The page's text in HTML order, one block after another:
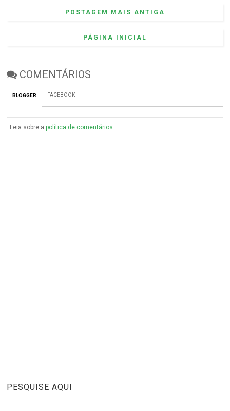
POSTAGEM MAIS ANTIGA
PÁGINA INICIAL
COMENTÁRIOS
BLOGGER FACEBOOK
Leia sobre apolítica de comentários
PESQUISE AQUI